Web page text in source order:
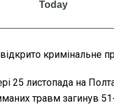
кримінальне
25 листопада на
травм загинув